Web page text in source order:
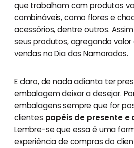
que trabalham com produtos
combináveis, como flores e
acessórios, dentre outros.
seus produtos, agregando
vendas no Dia dos Namorados.
E claro, de nada adianta ter
embalagem deixar a desejar.
embalagens sempre que for
clientes papéis de presente
Lembre-se que essa é uma
experiência de compras do